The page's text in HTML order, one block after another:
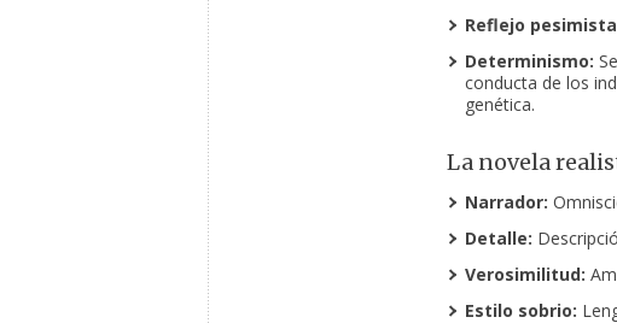
Reflejo
Determinismo:
conducta de los
genética.
La novela
Narrador:
Detalle:
Verosimilitud:
Estilo sobrio: